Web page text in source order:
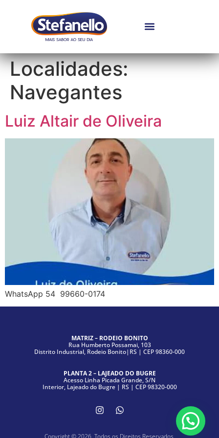
Localidades:
Navegantes
Luiz Altair de Oliveira
WhatsApp 54 99660-0174
MATRIZ – RODEIO BONITO
Rua Humberto Possamai, 103
Distrito Industrial, Rodeio Bonito|RS | CEP 98360-000
PLANTA 2 – LAJEADO DO BUGRE
Acesso Linha Picada Grande, S/N
Interior, Lajeado do Bugre | RS | CEP 98320-000